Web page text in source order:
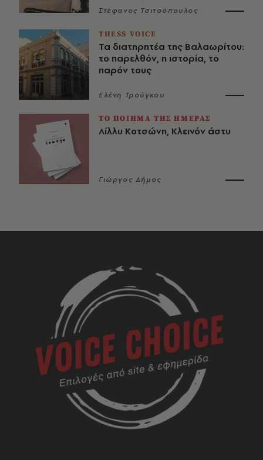
Στέφανος Τσιτσόπουλος
THESS VOICE
Τα διατηρητέα της Βαλαωρίτου:
το παρελθόν, η ιστορία, το
παρόν τους
Ελένη Τρούγκου
ΤΟ ΠΟΙΗΜΑ ΤΗΣ ΗΜΕΡΑΣ
Λίλλυ Κοτσώνη, Κλεινόν άστυ
Γιώργος Δήμος